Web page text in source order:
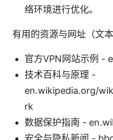
络环境进行优化。
有用的资源与网址（文
官方VPN网站示例 -
技术百科与原理 -
en.wikipedia.org/
rk
数据保护指南 -